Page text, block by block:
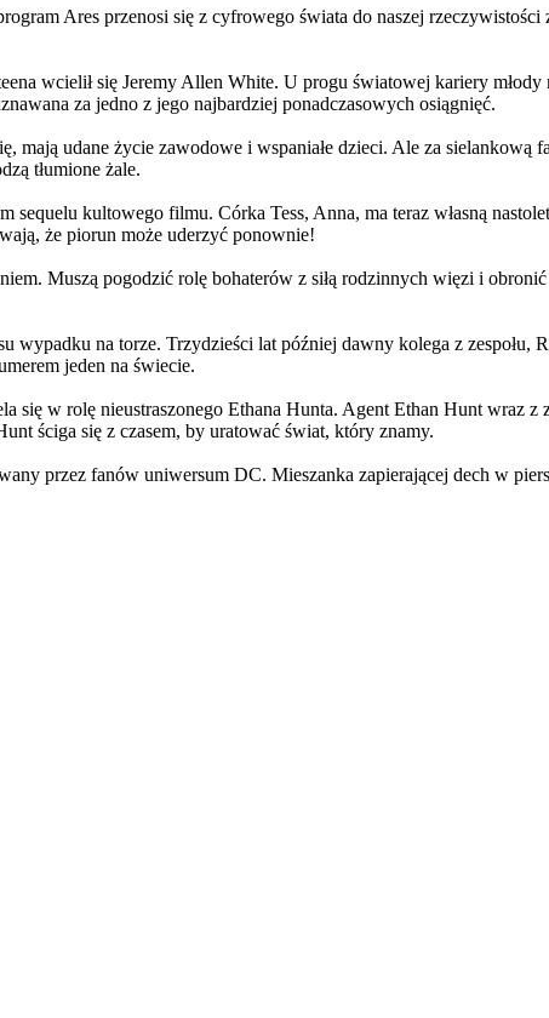
Ares przenosi się z cyfrowego świata do naszej rzeczywistości
wcielił się Jeremy Allen White. U progu światowej kariery
za jedno z jego najbardziej ponadczasowych osiągnięć.
udane życie zawodowe i wspaniałe dzieci. Ale za sielankową
tłumione żale.
kultowego filmu. Córka Tess, Anna, ma teraz własną
że piorun może uderzyć ponownie!
Muszą pogodzić rolę bohaterów z siłą rodzinnych więzi i
na torze. Trzydzieści lat później dawny kolega z zespołu,
jeden na świecie.
w rolę nieustraszonego Ethana Hunta. Agent Ethan Hunt wraz z
ściga się z czasem, by uratować świat, który znamy.
przez fanów uniwersum DC. Mieszanka zapierającej dech w